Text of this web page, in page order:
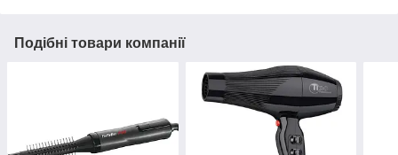
Подібні товари компанії